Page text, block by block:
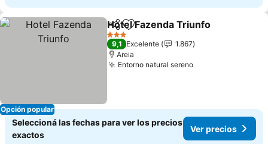
Opción popular
CompartirAñadir a favoritos
Hotel Fazenda Triunfo
3 Estrellas
9,1 Excelente
1.867
Areia
Entorno natural serenoVer precios
Seleccioná las fechas para ver los precios
exactos
Ver precios